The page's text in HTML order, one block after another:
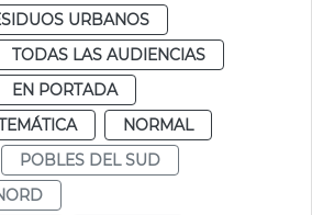
URBANOS
TODAS LAS AUDIENCIAS
EN PORTADA
NORMAL
POBLES DEL SUD